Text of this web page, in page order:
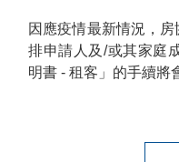
因應疫情最新情況，
排申請人及/或其家庭
明書 - 租客」的手續將